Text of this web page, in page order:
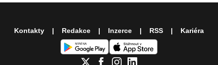
Kontakty Redakce Inzerce RSS Kariéra